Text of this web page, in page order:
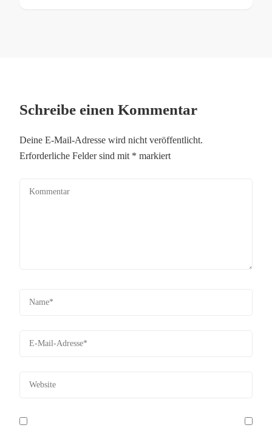
Schreibe einen Kommentar
Deine E-Mail-Adresse wird nicht veröffentlicht.
Erforderliche Felder sind mit * markiert